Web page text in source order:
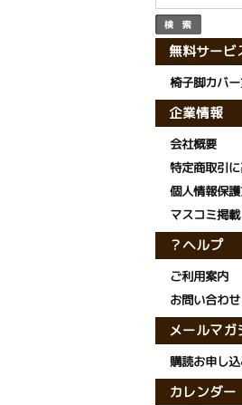
無料サービ
椅子脚カバ
企業情報
会社概要
特定商取引
個人情報保
マスコミ掲載
？ヘルプ
ご利用案内
お問い合わせ
メールマガ
購読お申し
カレンダー